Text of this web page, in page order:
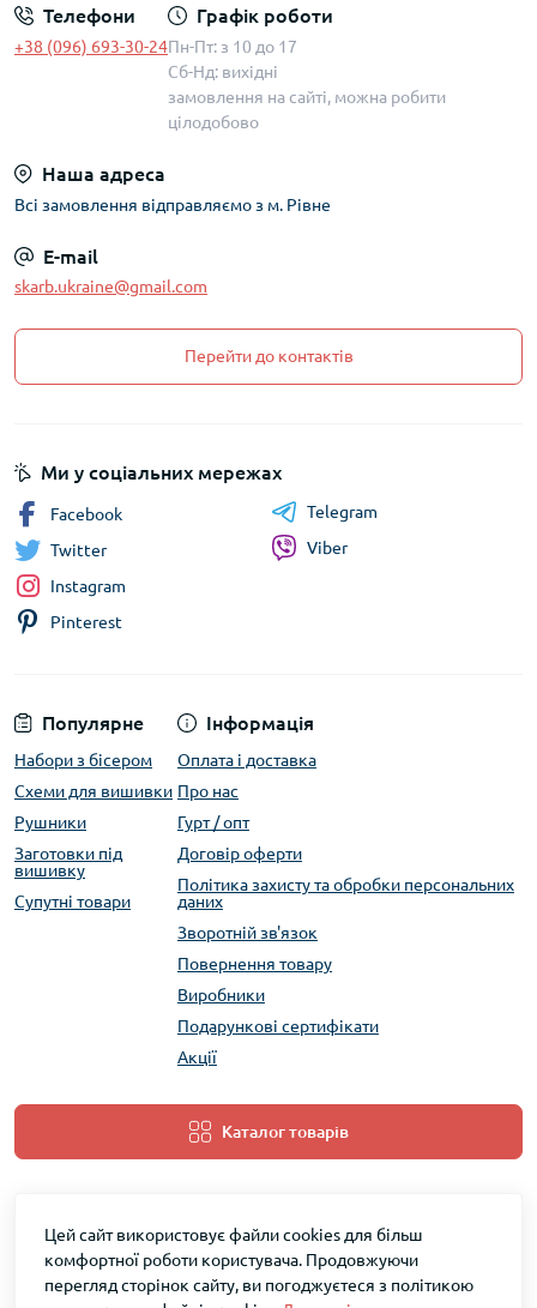
Телефони
+38 (096) 693-30-24
Графік роботи
Пн-Пт: з 10 до 17
Сб-Нд: вихідні
замовлення на сайті, можна робити
цілодобово
Наша адреса
Всі замовлення відправляємо з м. Рівне
E-mail
skarb.ukraine@gmail.com
Перейти до контактів
Популярне
Набори з бісером
Схеми для вишивки
Рушники
Заготовки під
вишивку
Супутні товари
Інформація
Оплата і доставка
Про нас
Гурт / опт
Договір оферти
Політика захисту та обробки персональних
даних
Зворотній зв'язок
Повернення товару
Виробники
Подарункові сертифікати
Акції
Каталог товарів
Ми у соціальних мережах
Facebook
Twitter
Instagram
Pinterest
Telegram
Viber
Цей сайт використовує файли cookies для більш
комфортної роботи користувача. Продовжуючи
перегляд сторінок сайту, ви погоджуєтеся з політикою